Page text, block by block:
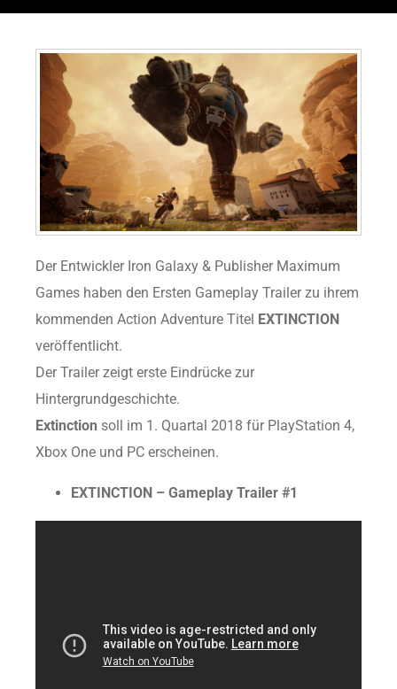
Der Entwickler Iron Galaxy & Publisher Maximum
Games haben den Ersten Gameplay Trailer zu ihrem
kommenden Action Adventure Titel EXTINCTION
veröffentlicht.
Der Trailer zeigt erste Eindrücke zur
Hintergrundgeschichte.
Extinction soll im 1. Quartal 2018 für PlayStation 4,
Xbox One und PC erscheinen.
EXTINCTION – Gameplay Trailer #1